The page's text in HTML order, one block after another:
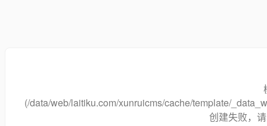
(/data/web/laitiku.com/xunruicms/cache/template/
创建失败，